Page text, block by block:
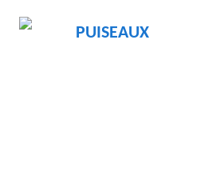
PUISEAUX